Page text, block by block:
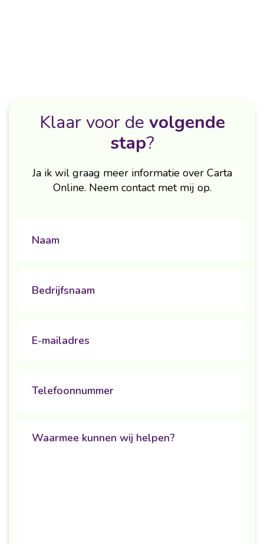
Klaar voor de volgende
stap?
Ja ik wil graag meer informatie over Carta
Online. Neem contact met mij op.